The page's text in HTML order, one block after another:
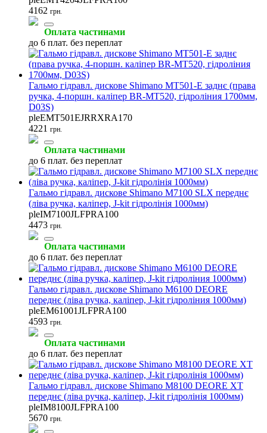
Оболонки
4162 грн.
Оплата частинами
до 6 плат. без переплат
Гальмо гідравл. дискове Shimano MT501-E заднє (права
ручка, 4-поршн. каліпер BR-MT520, гідроліния 1700мм,
D03S)
pleEMT501EJRRXRA170
4221 грн.
Оплата частинами
до 6 плат. без переплат
Гальмо гідравл. дискове Shimano M7100 SLX переднє
(ліва ручка, каліпер, J-kit гідролінія 1000мм)
pleIM7100JLFPRA100
4473 грн.
Оплата частинами
до 6 плат. без переплат
Гальмо гідравл. дискове Shimano M6100 DEORE
переднє (ліва ручка, каліпер, J-kit гідроліния 1000мм)
pleEM61001JLFPRA100
4593 грн.
Оплата частинами
до 6 плат. без переплат
Гальмо гідравл. дискове Shimano M8100 DEORE XT
переднє (ліва ручка, каліпер, J-kit гідролінія 1000мм)
pleIM8100JLFPRA100
5670 грн.